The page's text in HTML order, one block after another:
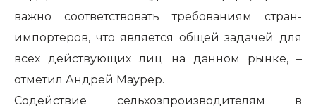
важно соответствовать требованиям стран-
импортеров, что является общей задачей для
всех действующих лиц на данном рынке, –
отметил Андрей Маурер.
Содействие сельхозпроизводителям в